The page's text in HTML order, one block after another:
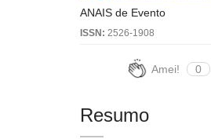
ANAIS de Evento
ISSN: 2526-1908
Amei! 0
Resumo